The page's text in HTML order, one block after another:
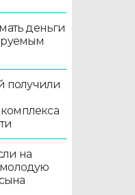
деньги
получили
на